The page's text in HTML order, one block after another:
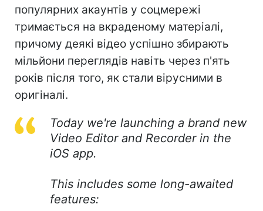
популярних акаунтів у соцмережі
тримається на вкраденому матеріалі,
причому деякі відео успішно збирають
мільйони переглядів навіть через п'ять
років після того, як стали вірусними в
оригіналі.
Today we're launching a brand new
Video Editor and Recorder in the
iOS app.
This includes some long-awaited
features: